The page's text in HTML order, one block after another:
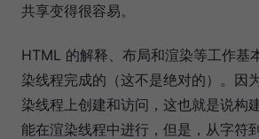
共享变得很容易。
HTML 的解释、布局和渲染等工作基
染线程完成的（这不是绝对的）。因
染线程上创建和访问，这也就是说构
能在渲染线程中进行，但是，从字符